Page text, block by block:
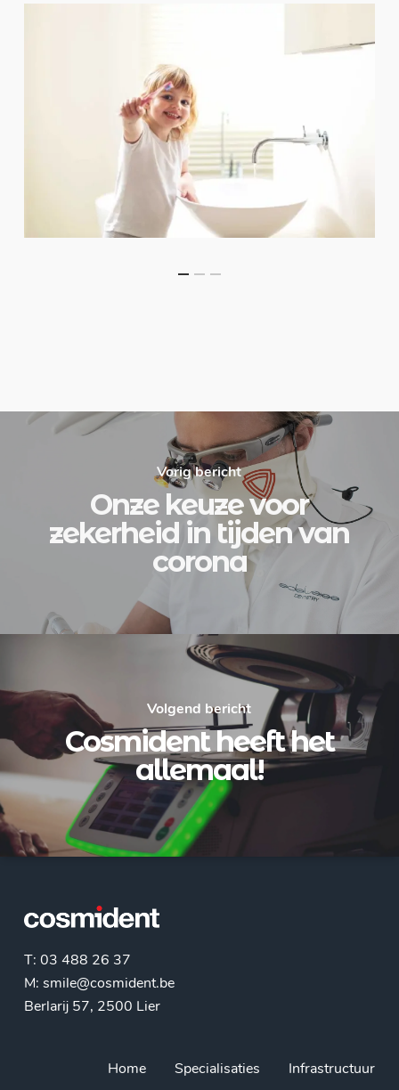
Vorig bericht
Onze keuze voor
zekerheid in tijden van
corona
Volgend bericht
Cosmident heeft het
allemaal!
T: 03 488 26 37
M: smile@cosmident.be
Berlarij 57, 2500 Lier
Home Specialisaties
Infrastructuur